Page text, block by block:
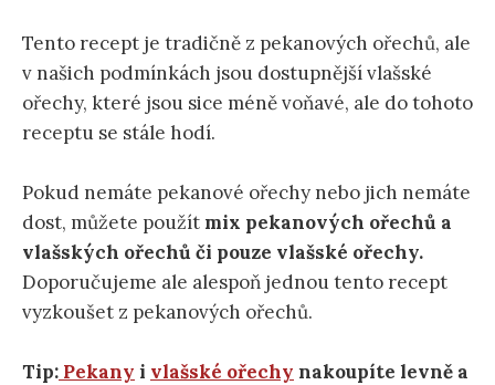
Tento recept je tradičně z pekanových ořechů, ale
v našich podmínkách jsou dostupnější vlašské
ořechy, které jsou sice méně voňavé, ale do tohoto
receptu se stále hodí.
Pokud nemáte pekanové ořechy nebo jich nemáte
dost, můžete použít mix pekanových ořechů a
vlašských ořechů či pouze vlašské ořechy.
Doporučujeme ale alespoň jednou tento recept
vyzkoušet z pekanových ořechů.
Tip: Pekany i vlašské ořechy nakoupíte levně a